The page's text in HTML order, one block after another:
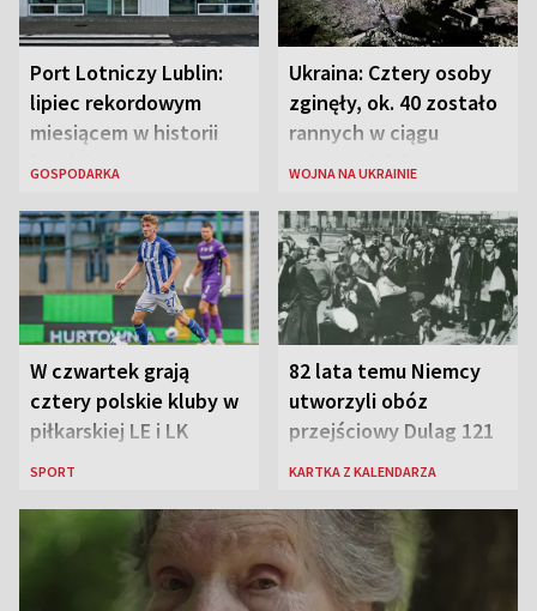
Port Lotniczy Lublin:
lipiec rekordowym
miesiącem w historii
lotniska
GOSPODARKA
Ukraina: Cztery osoby
zginęły, ok. 40 zostało
rannych w ciągu
ostatniej doby w
WOJNA NA UKRAINIE
W czwartek grają
cztery polskie kluby w
piłkarskiej LE i LK
SPORT
82 lata temu Niemcy
utworzyli obóz
przejściowy Dulag 121
KARTKA Z KALENDARZA